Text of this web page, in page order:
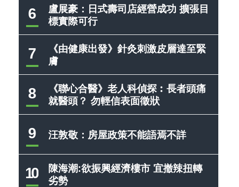
6
盧展豪：日式壽司店經營成功 擴張目
標實際可行
7
《由健康出發》針灸刺激皮層達至緊
膚
8
《聯心合醫》老人科偵探︰長者頭痛
就醫頭？ 勿輕信表面徵狀
9 汪敦敬：房屋政策不能語焉不詳
10
陳海潮:欲振興經濟樓市 宜撤辣扭轉
劣勢